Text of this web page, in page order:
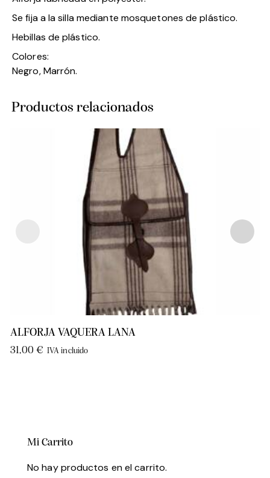
Se fija a la silla mediante mosquetones de plástico.
Hebillas de plástico.
Colores:
Negro, Marrón.
Productos relacionados
ALFORJA VAQUERA LANA
31,00 € IVA incluido
Mi Carrito
No hay productos en el carrito.